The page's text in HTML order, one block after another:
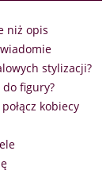
niż opis
stylizacji?
figury?
kobiecy